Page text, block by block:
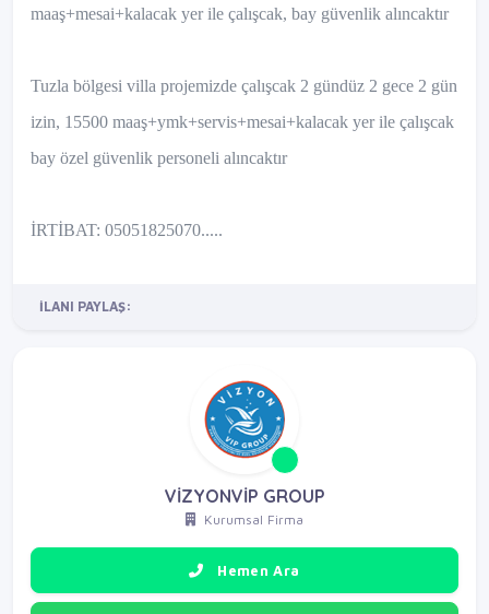
maaş+mesai+kalacak yer ile çalışcak, bay güvenlik alıncaktır
Tuzla bölgesi villa projemizde çalışcak 2 gündüz 2 gece 2 gün
izin, 15500 maaş+ymk+servis+mesai+kalacak yer ile çalışcak
bay özel güvenlik personeli alıncaktır
İRTİBAT: 05051825070.....
İLANI PAYLAŞ:
VİZYONVİP GROUP
Kurumsal Firma
Hemen Ara